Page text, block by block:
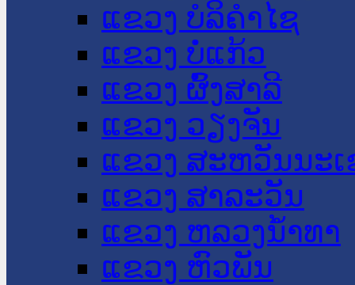
ແຂວງ ບໍລິຄໍາໄຊ
ແຂວງ ບໍ່ແກ້ວ
ແຂວງ ຜົ້ງສາລີ
ແຂວງ ວຽງຈັນ
ແຂວງ ສະຫວັນນະ
ແຂວງ ສາລະວັນ
ແຂວງ ຫລວງນໍ້າທາ
ແຂວງ ຫົວພັນ